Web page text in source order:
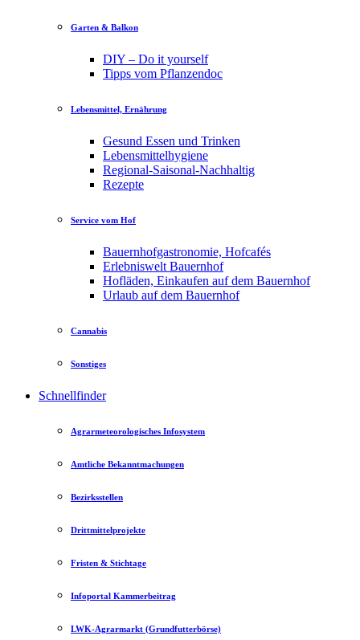
Garten & Balkon
DIY – Do it yourself
Tipps vom Pflanzendoc
Lebensmittel, Ernährung
Gesund Essen und Trinken
Lebensmittelhygiene
Regional-Saisonal-Nachhaltig
Rezepte
Service vom Hof
Bauernhofgastronomie, Hofcafés
Erlebniswelt Bauernhof
Hofläden, Einkaufen auf dem Bauernhof
Urlaub auf dem Bauernhof
Cannabis
Sonstiges
Schnellfinder
Agrarmeteorologisches Infosystem
Amtliche Bekanntmachungen
Bezirksstellen
Drittmittelprojekte
Fristen & Stichtage
Infoportal Kammerbeitrag
LWK-Agrarmarkt (Grundfutterbörse)